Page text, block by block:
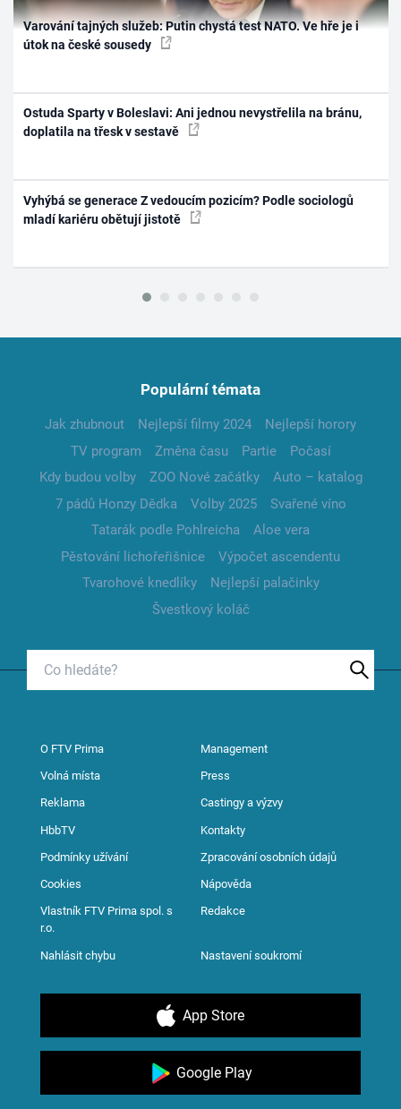
Varování tajných služeb: Putin chystá test NATO. Ve hře je i
útok na české sousedy
Ostuda Sparty v Boleslavi: Ani jednou nevystřelila na bránu,
doplatila na třesk v sestavě
Vyhýbá se generace Z vedoucím pozicím? Podle sociologů
mladí kariéru obětují jistotě
Populární témata
Jak zhubnout Nejlepší filmy 2024
Nejlepší horory
TV program
Změna času Partie
Počasí
Kdy budou volby
ZOO Nové začátky
Auto – katalog
7 pádů Honzy Dědka
Volby 2025
Svařené víno
Tatarák podle Pohlreicha
Aloe vera
Pěstování lichořeřišnice
Výpočet ascendentu
Tvarohové knedlíky
Nejlepší palačinky
Švestkový koláč
O FTV Prima Management
Volná místa Press
Reklama Castingy a výzvy
HbbTV Kontakty
Podmínky užívání Zpracování osobních údajů
Cookies Nápověda
Vlastník FTV Prima spol. s
r.o.
Redakce
Nahlásit chybu Nastavení soukromí
App Store
Google Play